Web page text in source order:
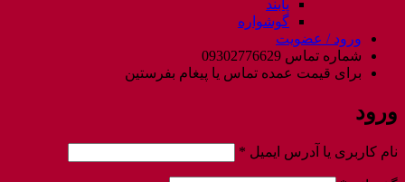
پابند
گوشواره
ورود / عضویت
شماره تماس 09302776629
برای قیمت عمده تماس یا پیغام بفرستین
ورود
نام کاربری یا آدرس ایمیل *